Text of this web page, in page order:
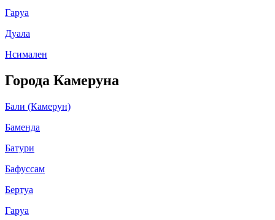
Гаруа
Дуала
Нсимален
Города Камеруна
Бали (Камерун)
Баменда
Батури
Бафуссам
Бертуа
Гаруа